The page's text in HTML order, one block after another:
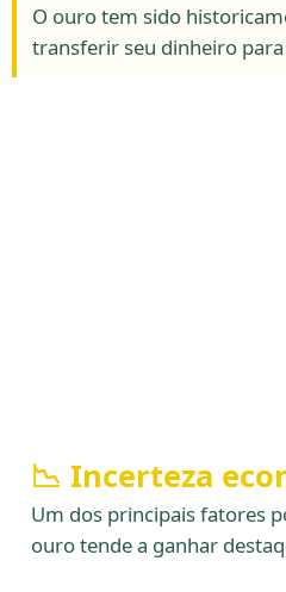
O ouro tem sido
transferir seu dinheiro
📉 Incerteza
Um dos principais fatores
ouro tende a ganhar